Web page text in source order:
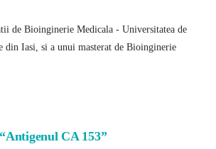
de Bioinginerie Medicala - Universitatea de
din Iasi, si a unui masterat de Bioinginerie
“Antigenul CA 153”